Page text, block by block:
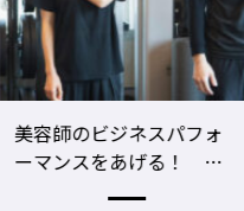
美容師のビジネスパフォ
ーマンスをあげる！ ト
レーニングジムに潜入